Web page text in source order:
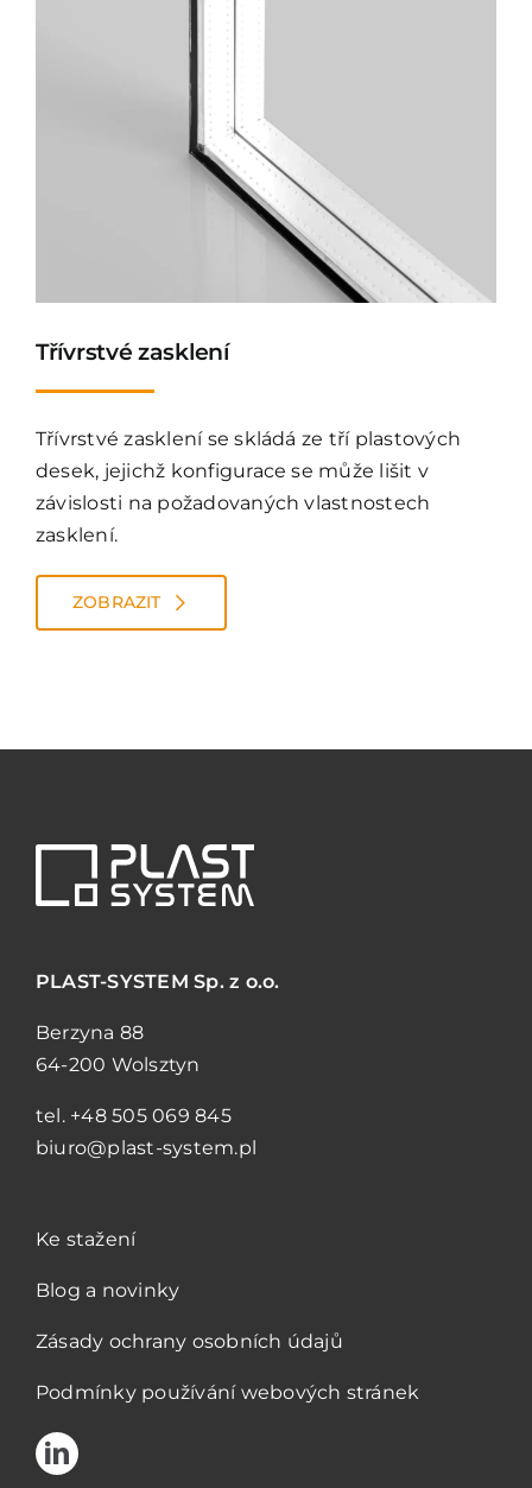
Třívrstvé zasklení
Třívrstvé zasklení se skládá ze tří plastových
desek, jejichž konfigurace se může lišit v
závislosti na požadovaných vlastnostech
zasklení.
ZOBRAZIT
PLAST-SYSTEMSp. z o.o.
Berzyna 88
64-200 Wolsztyn
tel. +48 505 069 845
biuro@plast-system.pl
Ke stažení
Blog a novinky
Zásady ochrany osobních údajů
Podmínky používání webových stránek